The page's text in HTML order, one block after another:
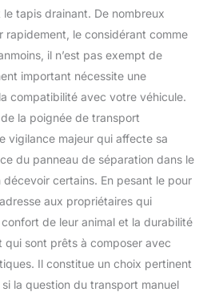
tapis drainant. De nombreux
rapidement, le considérant comme
il n’est pas exempt de
important nécessite une
compatibilité avec votre véhicule.
la poignée de transport
vigilance majeur qui affecte sa
du panneau de séparation dans le
certains. En pesant le pour
aux propriétaires qui
de leur animal et la durabilité
qui sont prêts à composer avec
Il constitue un choix pertinent
la question du transport manuel